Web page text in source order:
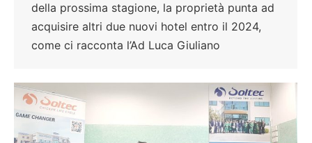
della prossima stagione, la proprietà punta ad
acquisire altri due nuovi hotel entro il 2024,
come ci racconta l’Ad Luca Giuliano